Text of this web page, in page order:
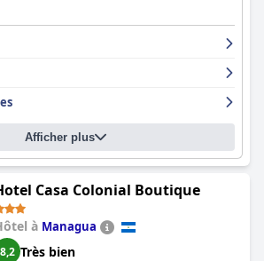
Afficher plus
Casa Colonial Boutique
à Managua
8,2 Très bien